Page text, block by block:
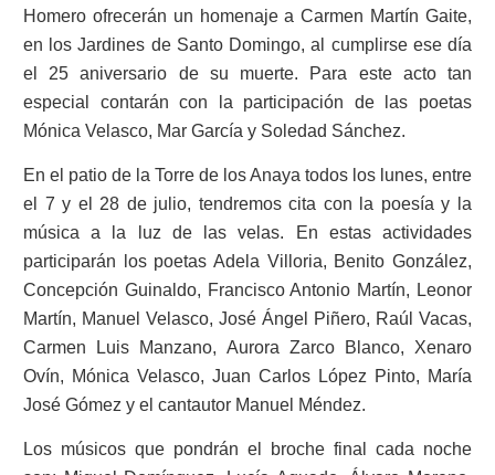
Homero ofrecerán un homenaje a Carmen Martín Gaite,
en los Jardines de Santo Domingo, al cumplirse ese día
el 25 aniversario de su muerte. Para este acto tan
especial contarán con la participación de las poetas
Mónica Velasco, Mar García y Soledad Sánchez.
En el patio de la Torre de los Anaya todos los lunes, entre
el 7 y el 28 de julio, tendremos cita con la poesía y la
música a la luz de las velas. En estas actividades
participarán los poetas Adela Villoria, Benito González,
Concepción Guinaldo, Francisco Antonio Martín, Leonor
Martín, Manuel Velasco, José Ángel Piñero, Raúl Vacas,
Carmen Luis Manzano, Aurora Zarco Blanco, Xenaro
Ovín, Mónica Velasco, Juan Carlos López Pinto, María
José Gómez y el cantautor Manuel Méndez.
Los músicos que pondrán el broche final cada noche